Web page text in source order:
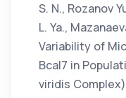
S. N., Rozanov
L. Ya.,
Variability of
Bcal7 in
viridis